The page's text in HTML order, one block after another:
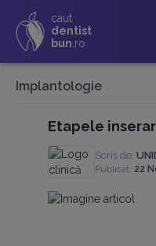
caut
dentist
bun .ro
Implantologie
Etapele
Scris de:
Publicat: 22